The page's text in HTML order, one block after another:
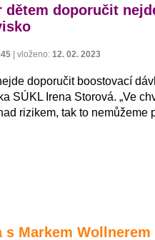
dětem doporučit
vloženo: 12. 02. 2023
doporučit boostovací
SÚKL Irena Storová. „Ve
rizikem, tak to nemůžeme
s Markem